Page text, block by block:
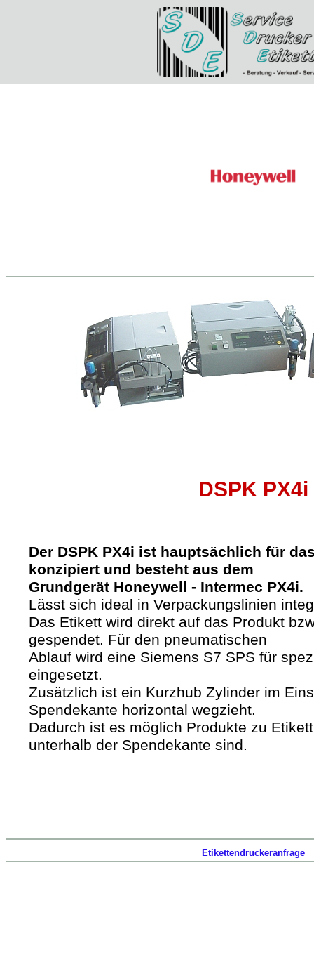
DSPK PX4i
Der DSPK PX4i ist hauptsächlich für
konzipiert und besteht aus dem
Grundgerät Honeywell - Intermec PX4i.
Lässt sich ideal in Verpackungslinien
Das Etikett wird direkt auf das Produkt
gespendet. Für den pneumatischen
Ablauf wird eine Siemens S7 SPS für
eingesetzt.
Zusätzlich ist ein Kurzhub Zylinder im
Spendekante horizontal wegzieht.
Dadurch ist es möglich Produkte zu
unterhalb der Spendekante sind.
Etikettendruckeranfrage